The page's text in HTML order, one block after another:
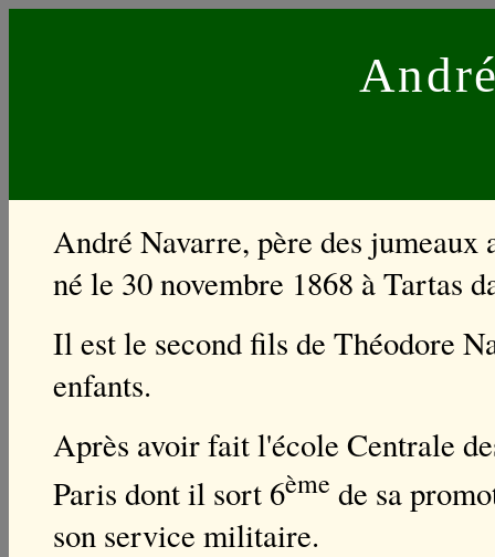
André Navarre, père des jumeaux
né le 30 novembre 1868 à Tartas
Il est le second fils de Théodore
enfants.
Après avoir fait l'école Centrale
Paris dont il sort 6ème de sa
son service militaire.